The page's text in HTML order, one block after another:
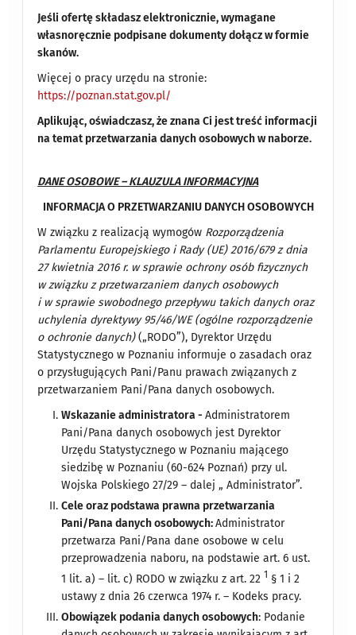
Jeśli ofertę składasz elektronicznie, wymagane
własnoręcznie podpisane dokumenty dołącz w formie
skanów.
Więcej o pracy urzędu na stronie:
https://poznan.stat.gov.pl/
Aplikując, oświadczasz, że znana Ci jest treść informacji
na temat przetwarzania danych osobowych w naborze.
DANE OSOBOWE – KLAUZULA INFORMACYJNA
INFORMACJA O PRZETWARZANIU DANYCH OSOBOWYCH
W związku z realizacją wymogów Rozporządzenia
Parlamentu Europejskiego i Rady (UE) 2016/679 z dnia
27 kwietnia 2016 r. w sprawie ochrony osób fizycznych
w związku z przetwarzaniem danych osobowych
i w sprawie swobodnego przepływu takich danych oraz
uchylenia dyrektywy 95/46/WE (ogólne rozporządzenie
o ochronie danych)(„RODO”), Dyrektor Urzędu
Statystycznego w Poznaniu informuje o zasadach oraz
o przysługujących Pani/Panu prawach związanych z
przetwarzaniem Pani/Pana danych osobowych.
Wskazanie administratora -Administratorem
Pani/Pana danych osobowych jest Dyrektor
Urzędu Statystycznego w Poznaniu mającego
siedzibę w Poznaniu (60-624 Poznań) przy ul.
Wojska Polskiego 27/29 – dalej „ Administrator”.
Cele oraz podstawa prawna przetwarzania
Pani/Pana danych osobowych:Administrator
przetwarza Pani/Pana dane osobowe w celu
przeprowadzenia naboru, na podstawie art. 6 ust.
1 lit. a) – lit. c) RODO w związku z art. 22 1 § 1 i 2
ustawy z dnia 26 czerwca 1974 r. – Kodeks pracy.
Obowiązek podania danych osobowych: Podanie